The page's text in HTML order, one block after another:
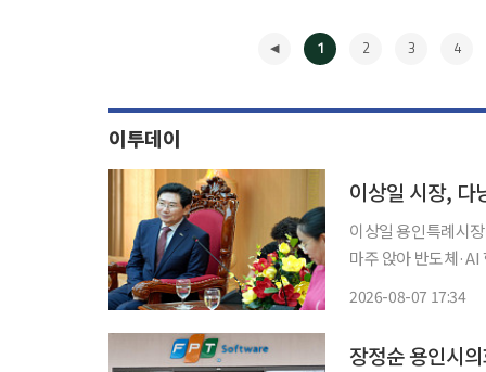
1 2 3 4
이투데이
이상일 시장,
이상일 용인특례시
마주 앉아 반도체·AI 협력의 밑그림을 그
2026-08-07 17:34
장정순 용인시